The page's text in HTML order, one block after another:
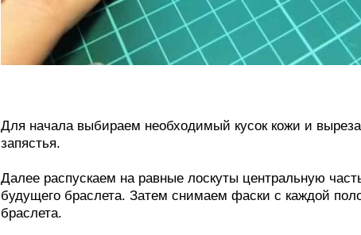
Для начала выбираем необходимый кусок кожи и
запястья.
Далее распускаем на равные лоскуты центральную
будущего браслета. Затем снимаем фаски с каждой
браслета.